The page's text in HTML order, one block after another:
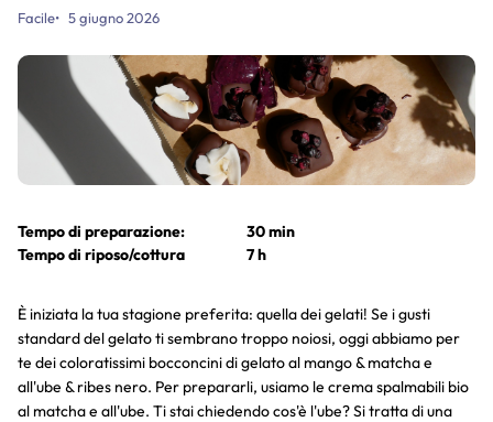
Facile 5 giugno 2026
Tempo di preparazione:
30 min
Tempo di riposo/cottura
7 h
È iniziata la tua stagione preferita: quella dei gelati! Se i gusti
standard del gelato ti sembrano troppo noiosi, oggi abbiamo per
te dei coloratissimi bocconcini di gelato al mango & matcha e
all'ube & ribes nero. Per prepararli, usiamo le crema spalmabili bio
al matcha e all'ube. Ti stai chiedendo cos'è l'ube? Si tratta di una